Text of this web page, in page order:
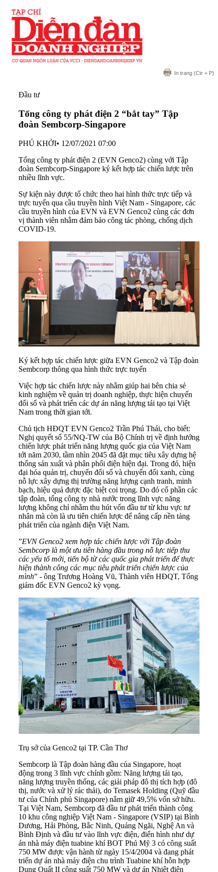
In trang (Ctr + P)
Đầu tư
Tổng công ty phát điện 2 “bắt tay” Tập
đoàn Sembcorp-Singapore
PHÚ KHỞI• 12/07/2021 07:00
Tổng công ty phát điện 2 (EVN Genco2) cùng với Tập
đoàn Sembcorp-Singapore ký kết hợp tác chiến lược trên
nhiều lĩnh vực.
Sự kiện này được tổ chức theo hai hình thức trực tiếp và
trực tuyến qua cầu truyền hình Việt Nam - Singapore, các
cầu truyền hình của EVN và EVN Genco2 cùng các đơn
vị thành viên nhằm đảm bảo công tác phòng, chống dịch
COVID-19.
Ký kết hợp tác chiến lược giữa EVN Genco2 và Tập đoàn
Sembcorp thông qua hình thức trực tuyến
Việc hợp tác chiến lược này nhằm giúp hai bên chia sẻ
kinh nghiệm về quản trị doanh nghiệp, thực hiện chuyển
đổi số và phát triển các dự án năng lượng tái tạo tại Việt
Nam trong thời gian tới.
Chủ tịch HĐQT EVN Genco2 Trần Phú Thái, cho biết:
Nghị quyết số 55/NQ-TW của Bộ Chính trị về định hướng
chiến lược phát triển năng lượng quốc gia của Việt Nam
tới năm 2030, tầm nhìn 2045 đã đặt mục tiêu xây dựng hệ
thống sản xuất và phân phối điện hiện đại. Trong đó, hiện
đại hóa quản trị, chuyển đổi số và chuyển đổi xanh, cùng
nỗ lực xây dựng thị trường năng lượng cạnh tranh, minh
bạch, hiệu quả được đặc biệt coi trọng. Do đó cổ phần các
tập đoàn, tổng công ty nhà nước trong lĩnh vực năng
lượng không chỉ nhằm thu hút vốn đầu tư từ khu vực tư
nhân mà còn là ưu tiên chiến lược để nâng cấp nền tảng
phát triển của ngành điện Việt Nam.
”EVN Genco2 xem hợp tác chiến lược với Tập đoàn
Sembcorp là một ưu tiên hàng đầu trong nỗ lực tiếp thu
các yếu tố mới, tiến bộ từ các quốc gia phát triển để thực
hiện thành công các mục tiêu phát triển chiến lược của
mình” - ông Trương Hoàng Vũ, Thành viên HĐQT, Tổng
giám đốc EVN Genco2 kỳ vọng.
Trụ sở của Genco2 tại TP. Cần Thơ
Sembcorp là Tập đoàn hàng đầu của Singapore, hoạt
động trong 3 lĩnh vực chính gồm: Năng lượng tái tạo,
năng lượng truyền thống, các giải pháp đô thị tích hợp (đô
thị, nước và xử lý rác thải), do Temasek Holding (Quỹ đầu
tư của Chính phủ Singapore) nắm giữ 49,5% vốn sở hữu.
Tại Việt Nam, Sembcorp đã đầu tư phát triển thành công
10 khu công nghiệp Việt Nam - Singapore (VSIP) tại Bình
Dương, Hải Phòng, Bắc Ninh, Quảng Ngãi, Nghệ An và
Bình Định và đầu tư vào lĩnh vực điện, điển hình như dự
án nhà máy điện tuabine khí BOT Phú Mỹ 3 có công suất
750 MW được vận hành từ ngày 15/4/2004 và đang phát
triển dự án nhà máy điện chu trình Tuabine khí hỗn hợp
Dung Quất II công suất 750 MW và dự án Nhiệt điện